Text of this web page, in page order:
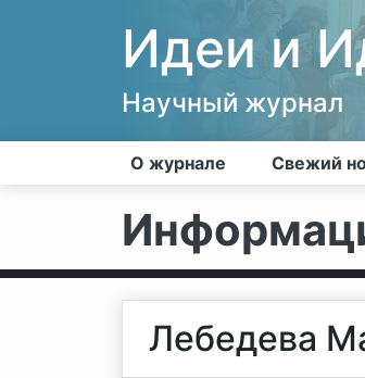
Идеи и
Научный журнал
О журнале Свежий
Лебедева